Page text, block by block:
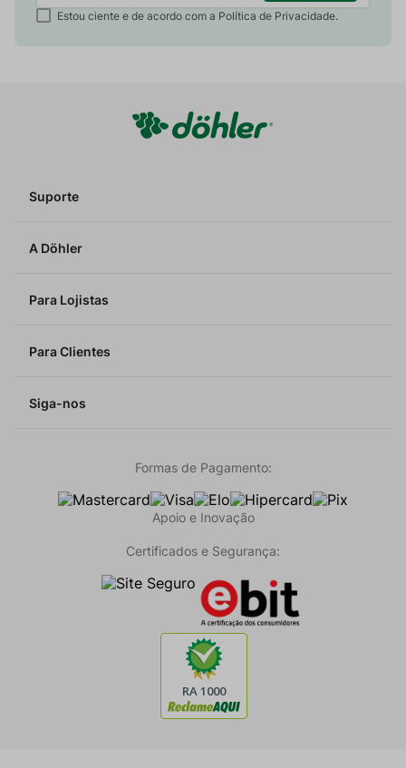
Estou ciente e de acordo com a Política de Privacidade.
Suporte
A Döhler
Para Lojistas
Para Clientes
Siga-nos
Formas de Pagamento:
Apoio e Inovação
Certificados e Segurança: